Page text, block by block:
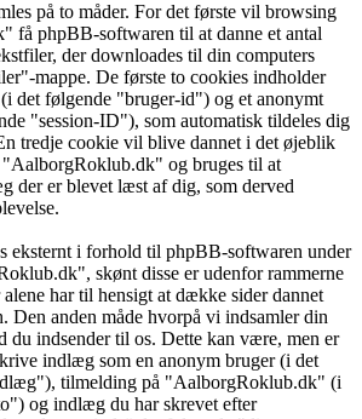
på to måder. For det første vil browsing
få phpBB-softwaren til at danne et antal
der downloades til din computers
mappe. De første to cookies indholder
det følgende "bruger-id") og et anonymt
"session-ID"), som automatisk tildeles dig
tredje cookie vil blive dannet i det øjeblik
og bruges til at
der er blevet læst af dig, som derved
eksternt i forhold til phpBB-softwaren under
skønt disse er udenfor rammerne
har til hensigt at dække sider dannet
Den anden måde hvorpå vi indsamler din
du indsender til os. Dette kan være, men er
indlæg som en anonym bruger (i det
tilmelding på "AalborgRoklub.dk" (i
og indlæg du har skrevet efter